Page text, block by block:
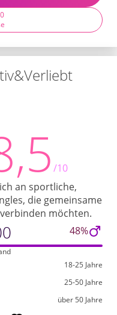
/10
an sportliche,
die gemeinsame
möchten.
48%
18-25 Jahre
25-50 Jahre
über 50 Jahre